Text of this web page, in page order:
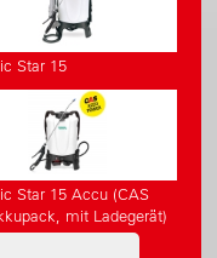
Star 15
Star 15 Accu (CAS
mit Ladegerät)